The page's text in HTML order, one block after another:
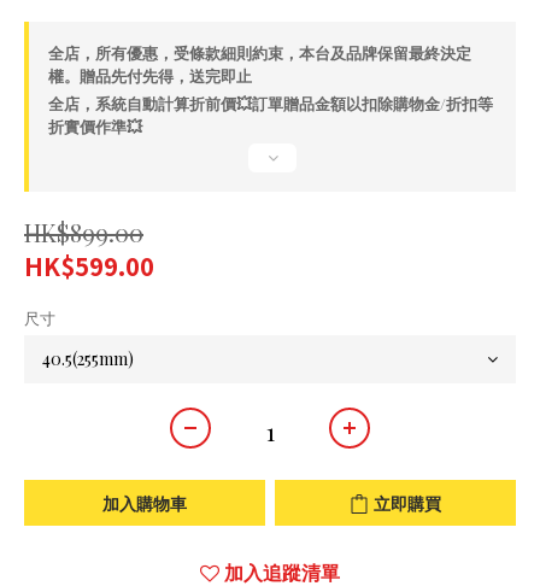
全店，所有優惠，受條款細則約束，本台及品牌保留最終決定
權。贈品先付先得，送完即止
全店，系統自動計算折前價💥訂單贈品金額以扣除購物金/折扣等
折實價作準💥
HK$899.00
HK$599.00
尺寸
加入購物車 立即購買
加入追蹤清單